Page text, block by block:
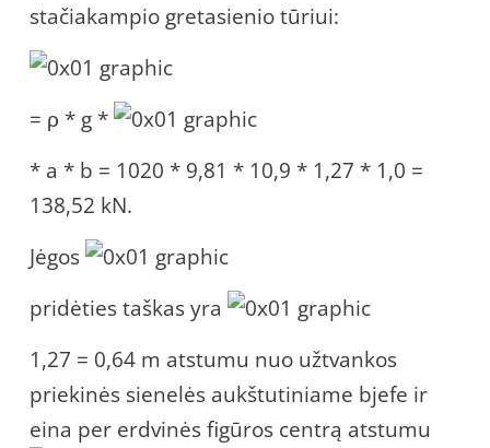
stačiakampio gretasienio tūriui:
= ρ * g *
* a * b = 1020 * 9,81 * 10,9 * 1,27 * 1,0 =
138,52 kN.
Jėgos
pridėties taškas yra
1,27 = 0,64 m atstumu nuo užtvankos
priekinės sienelės aukštutiniame bjefe ir
eina per erdvinės figūros centrą atstumu